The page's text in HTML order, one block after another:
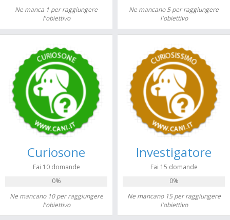
Ne manca 1 per raggiungere
l'obiettivo
Ne mancano 5 per raggiungere
l'obiettivo
Curiosone
Fai 10 domande
0%
Ne mancano 10 per raggiungere
l'obiettivo
Investigatore
Fai 15 domande
0%
Ne mancano 15 per raggiungere
l'obiettivo